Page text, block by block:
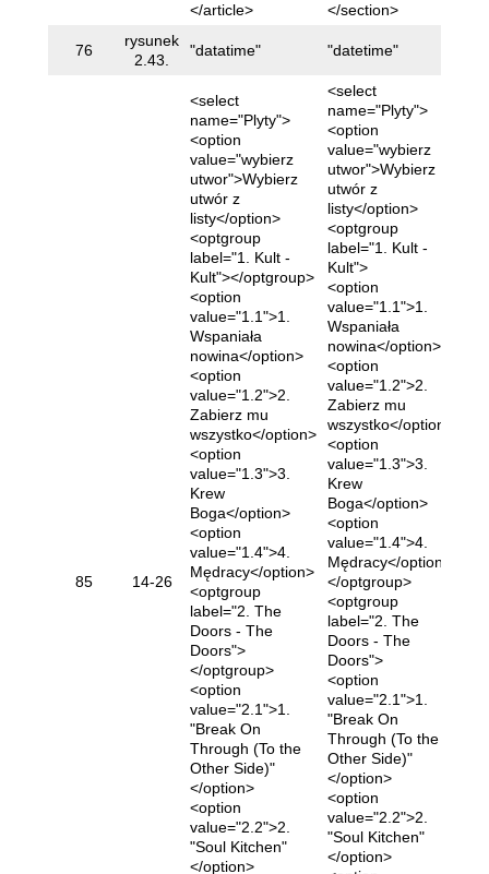
</article>
</section>
76
rysunek
2.43.
"datatime" "datetime"
85 14-26
<select
name="Plyty">
<option
value="wybierz
utwor">Wybierz
utwór z
listy</option>
<optgroup
label="1. Kult -
Kult"></optgroup>
<option
value="1.1">1.
Wspaniała
nowina</option>
<option
value="1.2">2.
Zabierz mu
wszystko</option>
<option
value="1.3">3.
Krew
Boga</option>
<option
value="1.4">4.
Mędracy</option>
<optgroup
label="2. The
Doors - The
Doors">
</optgroup>
<option
value="2.1">1.
"Break On
Through (To the
Other Side)"
</option>
<option
value="2.2">2.
"Soul Kitchen"
</option>
<select
name="Plyty">
<option
value="wybierz
utwor">Wybierz
utwór z
listy</option>
<optgroup
label="1. Kult -
Kult">
<option
value="1.1">1.
Wspaniała
nowina</option>
<option
value="1.2">2.
Zabierz mu
wszystko</option>
<option
value="1.3">3.
Krew
Boga</option>
<option
value="1.4">4.
Mędracy</option>
</optgroup>
<optgroup
label="2. The
Doors - The
Doors">
<option
value="2.1">1.
"Break On
Through (To the
Other Side)"
</option>
<option
value="2.2">2.
"Soul Kitchen"
</option>